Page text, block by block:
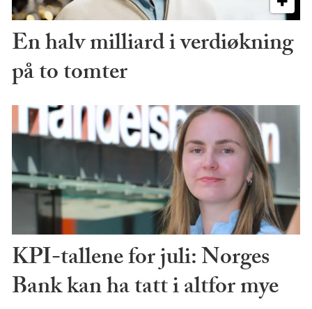
En halv milliard i verdiøkning
på to tomter
KPI-tallene for juli: Norges
Bank kan ha tatt i altfor mye